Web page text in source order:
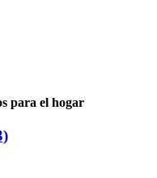
para el hogar